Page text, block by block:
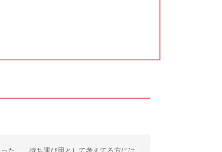
た…。持ち運び用として考えてる方には